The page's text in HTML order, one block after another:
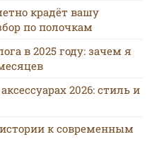
крадёт вашу
по полочкам
в 2025 году: зачем я
2026: стиль и
к современным